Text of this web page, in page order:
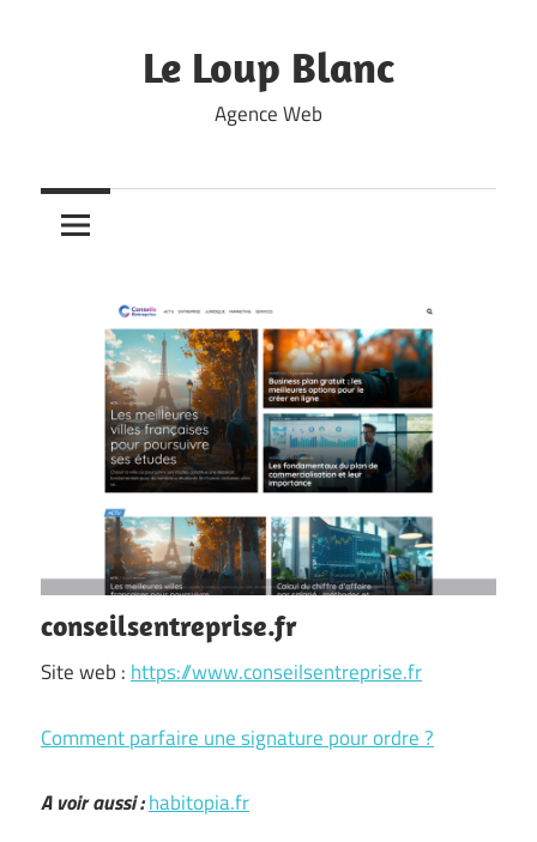
Le Loup Blanc
Agence Web
conseilsentreprise.fr
Site web : https://www.conseilsentreprise.fr
Comment parfaire une signature pour ordre ?
A voir aussi :habitopia.fr